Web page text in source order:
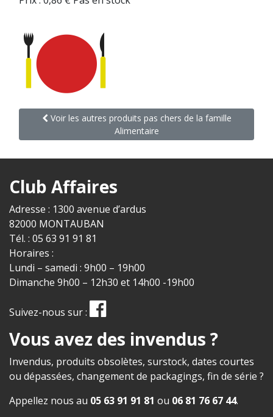
Voir les autres produits pas chers de la famille
Alimentaire
Club Affaires
Adresse : 1300 avenue d’ardus
82000 MONTAUBAN
Tél. : 05 63 91 91 81
Horaires :
Lundi – samedi : 9h00 – 19h00
Dimanche 9h00 – 12h30 et 14h00 -19h00
Suivez-nous sur :
Vous avez des invendus ?
Invendus, produits obsolètes, surstock, dates courtes
ou dépassées, changement de packagings, fin de série ?
Appellez nous au 05 63 91 91 81 ou 06 81 76 67 44.